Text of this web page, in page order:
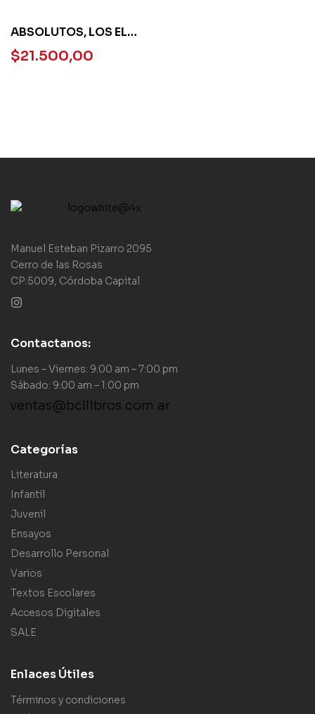
ABSOLUTOS, LOS EL
SECRETO
$21.500,00
Manuel Esteban Pizarro 2095
Cerro de las Rosas
CP:5009, Córdoba Capital
Contactanos:
Lunes – Viernes: 9:00 am – 7:00 pm
Sábado: 9:00 am – 1:00 pm
ventas@bcllibros.com.ar
Categorías
Literatura
Infantil
Juvenil
Ensayos
Desarrollo Personal
Varios
Textos Escolares
Accesos Digitales
SALE
Enlaces Útiles
Términos y condiciones